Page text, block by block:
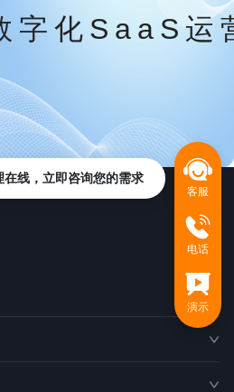
字化SaaS运
客服
电话
演示
在线，立即咨询您的需求